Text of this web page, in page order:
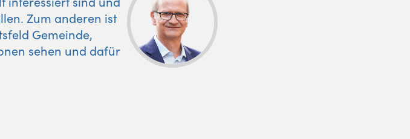
Zum anderen ist
Gemeinde,
sehen und dafür